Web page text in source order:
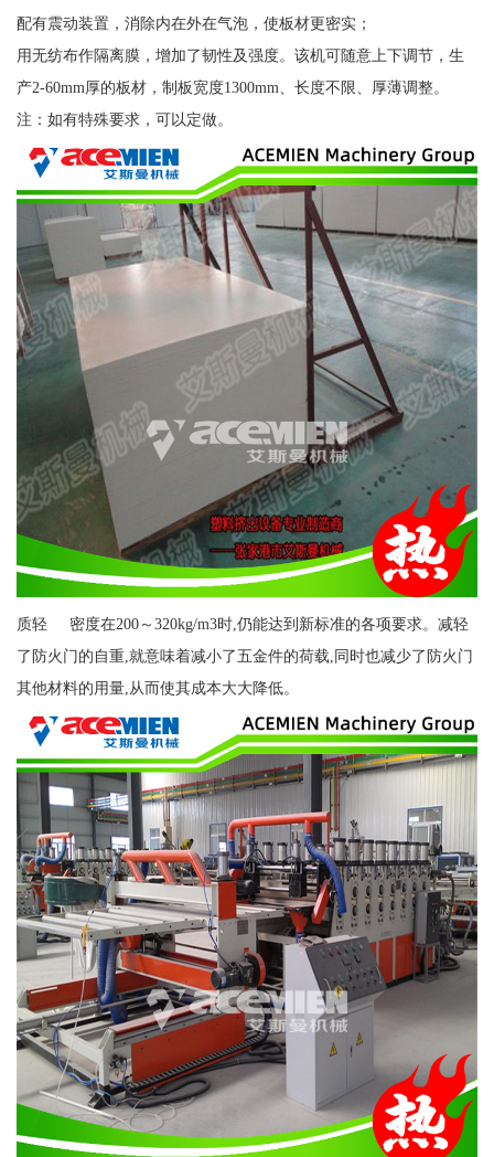
配有震动装置，消除内在外在气泡，使板材更密实；
用无纺布作隔离膜，增加了韧性及强度。该机可随意上下调节，生
产2-60mm厚的板材，制板宽度1300mm、长度不限、厚薄调整。
注：如有特殊要求，可以定做。
质轻 密度在200～320kg/m3时,仍能达到新标准的各项要求。减轻
了防火门的自重,就意味着减小了五金件的荷载,同时也减少了防火门
其他材料的用量,从而使其成本大大降低。